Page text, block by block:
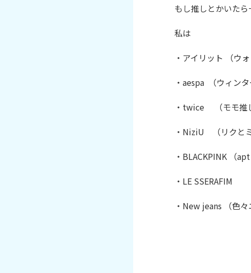
もし推しとかいたら
私は
・アイリット （ウ
・aespa  （ウィンタ
・twice     （モモ推
・NiziU    （リクと
・BLACKPINK （
・LE SSERAFIM
・New jeans （色